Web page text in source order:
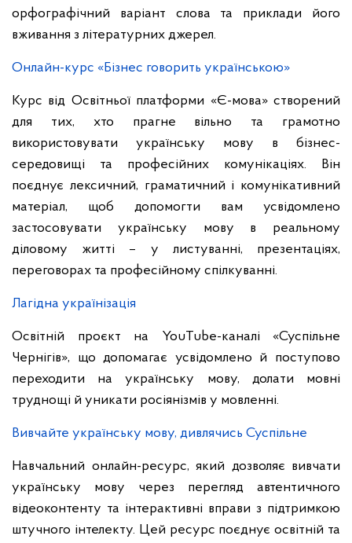
орфографічний варіант слова та приклади його
вживання з літературних джерел.
Онлайн-курс «Бізнес говорить українською»
Курс від Освітньої платформи «Є-мова» створений
для тих, хто прагне вільно та грамотно
використовувати українську мову в бізнес-
середовищі та професійних комунікаціях. Він
поєднує лексичний, граматичний і комунікативний
матеріал, щоб допомогти вам усвідомлено
застосовувати українську мову в реальному
діловому житті – у листуванні, презентаціях,
переговорах та професійному спілкуванні.
Лагідна українізація
Освітній проєкт на YouTube-каналі «Суспільне
Чернігів», що допомагає усвідомлено й поступово
переходити на українську мову, долати мовні
труднощі й уникати росіянізмів у мовленні.
Вивчайте українську мову, дивлячись Суспільне
Навчальний онлайн-ресурс, який дозволяє вивчати
українську мову через перегляд автентичного
відеоконтенту та інтерактивні вправи з підтримкою
штучного інтелекту. Цей ресурс поєднує освітній та